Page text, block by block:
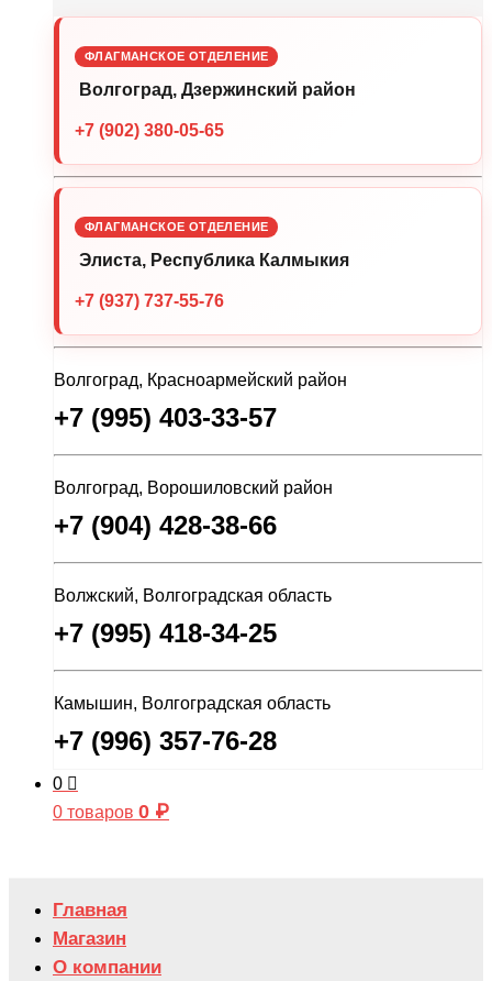
ФЛАГМАНСКОЕ ОТДЕЛЕНИЕ
Волгоград, Дзержинский район
+7 (902) 380-05-65
ФЛАГМАНСКОЕ ОТДЕЛЕНИЕ
Элиста, Республика Калмыкия
+7 (937) 737-55-76
Волгоград, Красноармейский район
+7 (995) 403-33-57
Волгоград, Ворошиловский район
+7 (904) 428-38-66
Волжский, Волгоградская область
+7 (995) 418-34-25
Камышин, Волгоградская область
+7 (996) 357-76-28
0
0 товаров 0 ₽
Главная
Магазин
О компании